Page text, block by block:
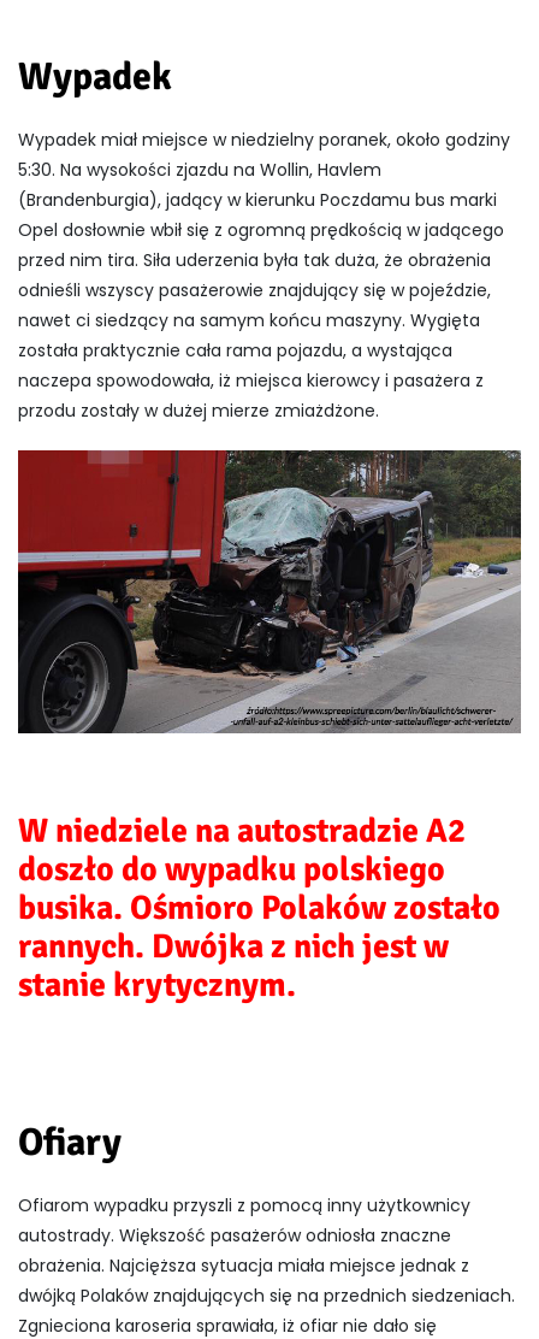
Wypadek
Wypadek miał miejsce w niedzielny poranek, około godziny
5:30. Na wysokości zjazdu na Wollin, Havlem
(Brandenburgia), jadący w kierunku Poczdamu bus marki
Opel dosłownie wbił się z ogromną prędkością w jadącego
przed nim tira. Siła uderzenia była tak duża, że obrażenia
odnieśli wszyscy pasażerowie znajdujący się w pojeździe,
nawet ci siedzący na samym końcu maszyny. Wygięta
została praktycznie cała rama pojazdu, a wystająca
naczepa spowodowała, iż miejsca kierowcy i pasażera z
przodu zostały w dużej mierze zmiażdżone.
W niedziele na autostradzie A2
doszło do wypadku polskiego
busika. Ośmioro Polaków zostało
rannych. Dwójka z nich jest w
stanie krytycznym.
Ofiary
Ofiarom wypadku przyszli z pomocą inny użytkownicy
autostrady. Większość pasażerów odniosła znaczne
obrażenia. Najcięższa sytuacja miała miejsce jednak z
dwójką Polaków znajdujących się na przednich siedzeniach.
Zgnieciona karoseria sprawiała, iż ofiar nie dało się